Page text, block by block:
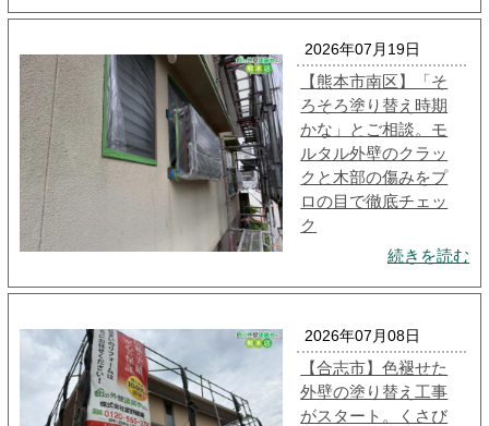
2026年07月19日
【熊本市南区】「そ
ろそろ塗り替え時期
かな」とご相談。モ
ルタル外壁のクラッ
クと木部の傷みをプ
ロの目で徹底チェッ
ク
続きを読む
2026年07月08日
【合志市】色褪せた
外壁の塗り替え工事
がスタート。くさび